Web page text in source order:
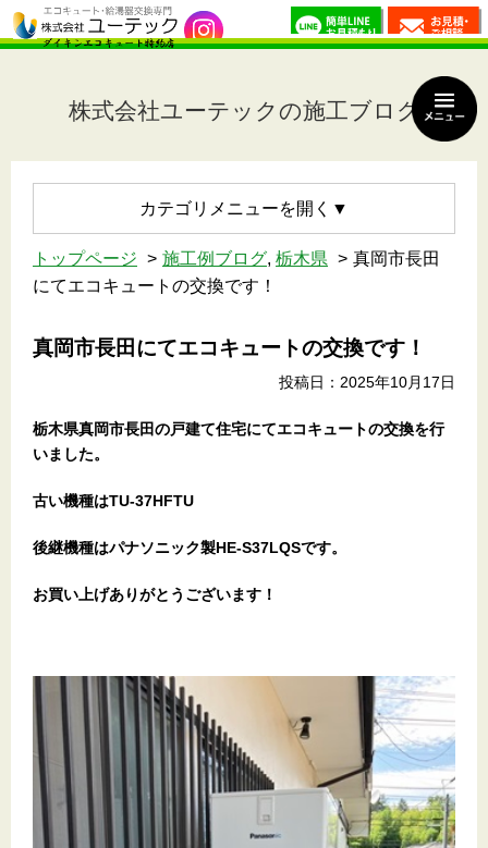
株式会社ユーテックの施工ブログ
カテゴリメニュー
トップページ 施工例ブログ, 栃木県
真岡市長田
にてエコキュートの交換です！
真岡市長田にてエコキュートの交換です！
投稿日：2025年10月17日
栃木県真岡市長田の戸建て住宅にてエコキュートの交換を行
いました。
古い機種はTU-37HFTU
後継機種はパナソニック製HE-S37LQSです。
お買い上げありがとうございます ！